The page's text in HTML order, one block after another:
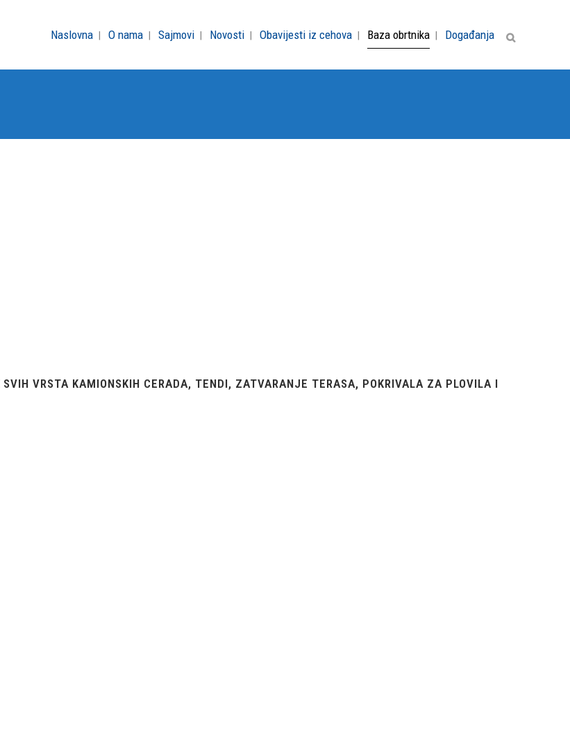
Naslovna O nama Sajmovi Novosti Obavijesti iz cehova Baza obrtnika Događanja
VRSTA KAMIONSKIH CERADA, TENDI, ZATVARANJE TERASA, POKRIVALA ZA PLOVILA I